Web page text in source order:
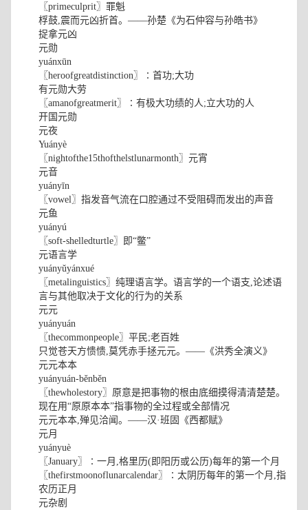
〖primeculprit〗罪魁
桴鼓,震而元凶折首。——孙楚《为石仲容与孙皓书》
捉拿元凶
元勋
yuánxūn
〖heroofgreatdistinction〗∶首功;大功
有元勋大劳
〖amanofgreatmerit〗∶有极大功绩的人;立大功的人
开国元勋
元夜
Yuányè
〖nightofthe15thofthelstlunarmonth〗元宵
元音
yuányīn
〖vowel〗指发音气流在口腔通过不受阻碍而发出的声音
元鱼
yuányú
〖soft-shelledturtle〗即“鳖”
元语言学
yuányǔyánxué
〖metalinguistics〗纯理语言学。语言学的一个语支,论述语
言与其他取决于文化的行为的关系
元元
yuányuán
〖thecommonpeople〗平民;老百姓
只觉苍天方愦愦,莫凭赤手拯元元。——《洪秀全演义》
元元本本
yuányuán-běnběn
〖thewholestory〗原意是把事物的根由底细摸得清清楚楚。
现在用“原原本本”指事物的全过程或全部情况
元元本本,殚见洽闻。——汉·班固《西都赋》
元月
yuányuè
〖January〗∶一月,格里历(即阳历或公历)每年的第一个月
〖thefirstmoonoflunarcalendar〗∶太阴历每年的第一个月,指
农历正月
元杂剧